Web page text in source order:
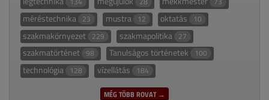
méréstechnika 23 mustra 12 oktatás 10
szakmakörnyezet 229 szakmapolitika 27
szakmatörténet 98 Tanulságos történetek 100
technológia 128 vízellátás 184
MÉG TÖBB ROVAT →